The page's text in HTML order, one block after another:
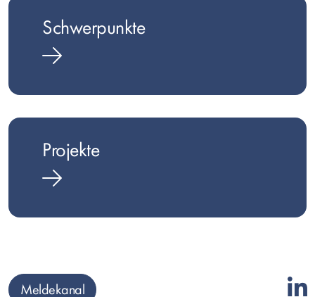
Schwerpunkte
Projekte
Meldekanal